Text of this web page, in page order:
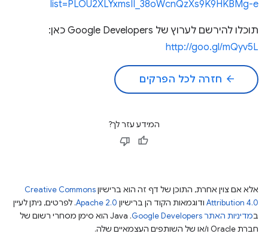
list=PLOU2XLYxmsII_38oWcnQzXs9K9HKBMg-e
תוכלו להירשם לערוץ של Google Developers כאן:
http://goo.gl/mQyv5L
arrow_back חזרה לכל הפרקים
המידע עזר לך?
אלא אם צוין אחרת, התוכן של דף זה הוא ברישיוןCreative Commons
Attribution 4.0 ודוגמאות הקוד הן ברישיון Apache 2.0. לפרטים, ניתן לעיין
במדיניות האתר Google Developers‏
.‏ Java הוא סימן מסחרי רשום של
חברת Oracle ו/או של השותפים העצמאיים שלה.